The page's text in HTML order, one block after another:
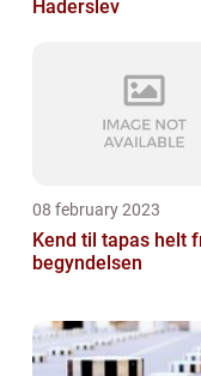
Haderslev
08 february 2023
Kend til tapas helt
begyndelsen